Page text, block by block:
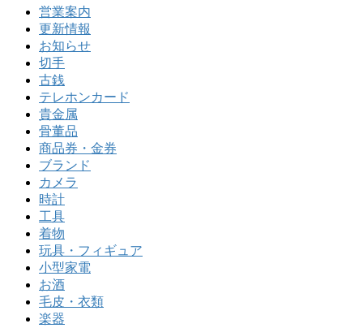
営業案内
更新情報
お知らせ
切手
古銭
テレホンカード
貴金属
骨董品
商品券・金券
ブランド
カメラ
時計
工具
着物
玩具・フィギュア
小型家電
お酒
毛皮・衣類
楽器